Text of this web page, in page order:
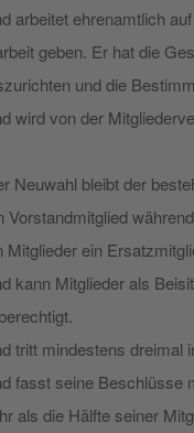
arbeitet ehrenamtlich
geben. Er hat die
und die
wird von der
Neuwahl bleibt der
Vorstandmitglied
Mitglieder ein
kann Mitglieder als
tritt mindestens dreimal
fasst seine Beschlüsse
als die Hälfte seiner